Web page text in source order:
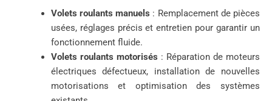
Volets roulants manuels : Remplacement de pièces
usées, réglages précis et entretien pour garantir un
fonctionnement fluide.
Volets roulants motorisés : Réparation de moteurs
électriques défectueux, installation de nouvelles
motorisations et optimisation des systèmes